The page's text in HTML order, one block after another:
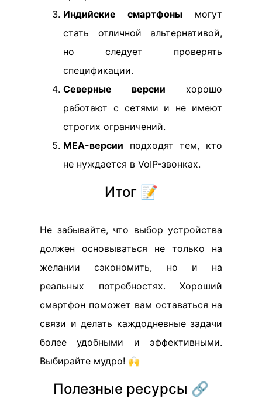
Индийские смартфоны могут
стать отличной альтернативой,
но следует проверять
спецификации.
Северные версии хорошо
работают с сетями и не имеют
строгих ограничений.
MEA-версии подходят тем, кто
не нуждается в VoIP-звонках.
Итог 📝
Не забывайте, что выбор устройства
должен основываться не только на
желании сэкономить, но и на
реальных потребностях. Хороший
смартфон поможет вам оставаться на
связи и делать каждодневные задачи
более удобными и эффективными.
Выбирайте мудро! 🙌
Полезные ресурсы 🔗